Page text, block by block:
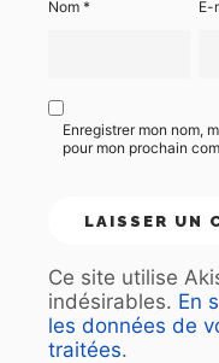
Nom * E-
Enregistrer mon nom,
pour mon prochain
Ce site utilise
indésirables. En
les données de
traitées.